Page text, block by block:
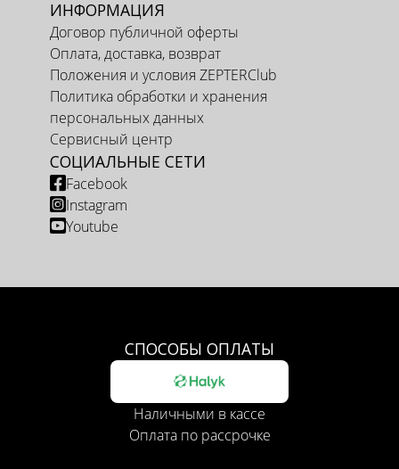
ИНФОРМАЦИЯ
Договор публичной оферты
Оплата, доставка, возврат
Положения и условия ZEPTERClub
Политика обработки и хранения
персональных данных
Сервисный центр
СОЦИАЛЬНЫЕ СЕТИ
Facebook
Instagram
Youtube
СПОСОБЫ ОПЛАТЫ
Наличными в кассе
Оплата по рассрочке